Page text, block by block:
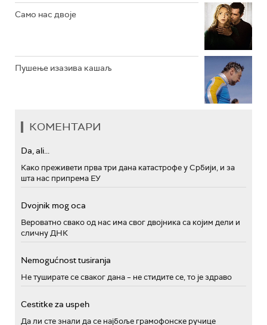
Само нас двоје
Пушење изазива кашаљ
КОМЕНТАРИ
Da, ali...
Како преживети прва три дана катастрофе у Србији, и за
шта нас припрема ЕУ
Dvojnik mog oca
Вероватно свако од нас има свог двојника са којим дели и
сличну ДНК
Nemogućnost tusiranja
Не туширате се сваког дана – не стидите се, то је здраво
Cestitke za uspeh
Да ли сте знали да се најбоље грамофонске ручице